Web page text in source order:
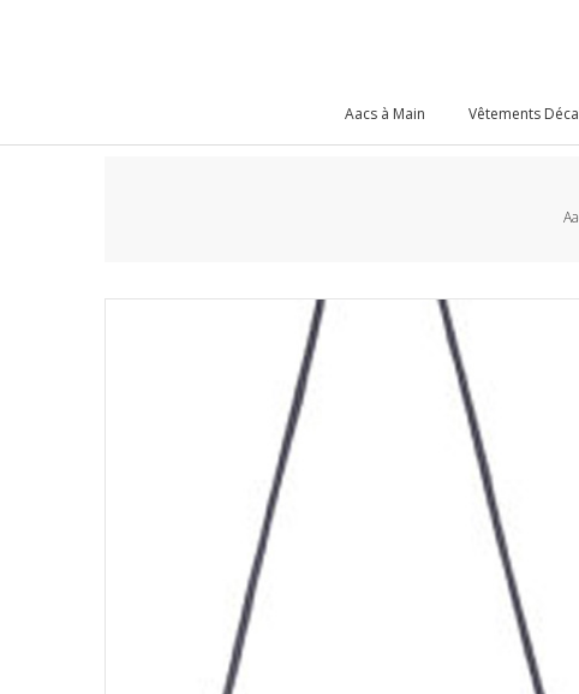
Aacs à Main Vêtements